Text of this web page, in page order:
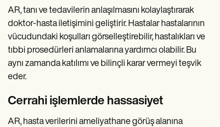
AR, tanı ve tedavilerin anlaşılmasını kolaylaştırarak
doktor-hasta iletişimini geliştirir. Hastalar hastalarının
vücudundaki koşulları görselleştirebilir, hastalıkları ve
tıbbi prosedürleri anlamalarına yardımcı olabilir. Bu
aynı zamanda katılımı ve bilinçli karar vermeyi teşvik
eder.
Cerrahi işlemlerde hassasiyet
AR, hasta verilerini ameliyathane görüş alanına